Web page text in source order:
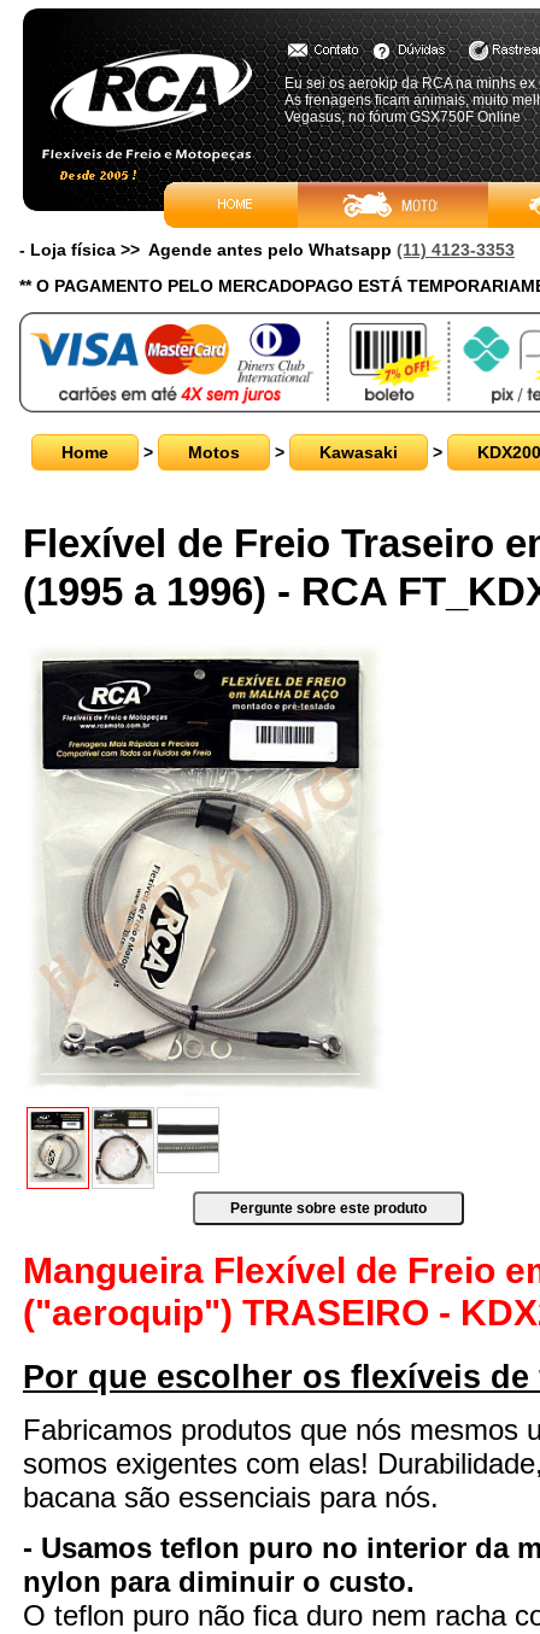
Eu sei os aerokip da RCA na minhs
As frenagens ficam animais, muito
Vegasus, no fórum GSX750F Online
- Loja física >> Agende antes pelo Whatsapp (11) 4123-3353
** O PAGAMENTO PELO MERCADOPAGO ESTÁ
Home > Motos > Kawasaki > KDX200
Flexível de Freio Traseiro
(1995 a 1996) - RCA
Mangueira Flexível de Freio
("aeroquip") TRASEIRO -
Por que escolher os flexíveis de
Fabricamos produtos que nós mesmos
somos exigentes com elas!
bacana são essenciais para nós.
- Usamos teflon puro no interior da
nylon para diminuir o custo.
O teflon puro não fica duro nem racha